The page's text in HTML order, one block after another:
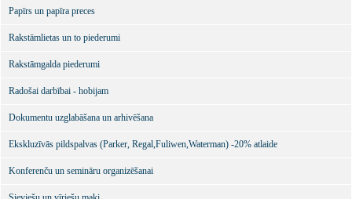
Papīrs un papīra preces
Rakstāmlietas un to piederumi
Rakstāmgalda piederumi
Radošai darbībai - hobijam
Dokumentu uzglabāšana un arhivēšana
Ekskluzīvās pildspalvas (Parker, Regal,Fuliwen,Waterman) -20% atlaide
Konferenču un semināru organizēšanai